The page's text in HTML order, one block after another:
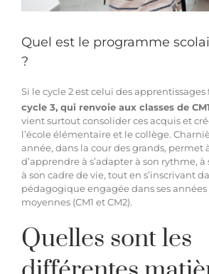
Espace membre
Facebook
Quel est le programme
?
Si lecycle 2 est celui des
cycle 3, qui renvoie aux classes de
vient surtout consolider ces acquis et
l’école élémentaire et le collège.
année, dans la cour des grands, permet
d’apprendre à s’adapter à son rythme,
à son cadre de vie, tout en s’inscrivant
pédagogique engagée dans ses années
moyennes (CM1 et CM2).
Quelles sont les